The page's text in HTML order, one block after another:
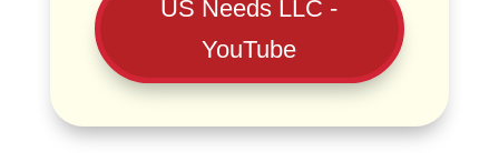
US Needs LLC -
YouTube